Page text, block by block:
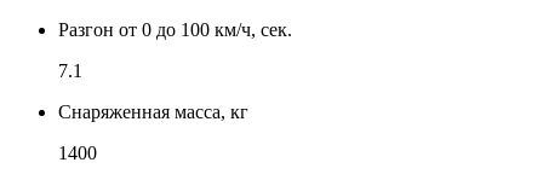
Разгон от 0 до 100 км/ч, сек.
7.1
Снаряженная масса, кг
1400